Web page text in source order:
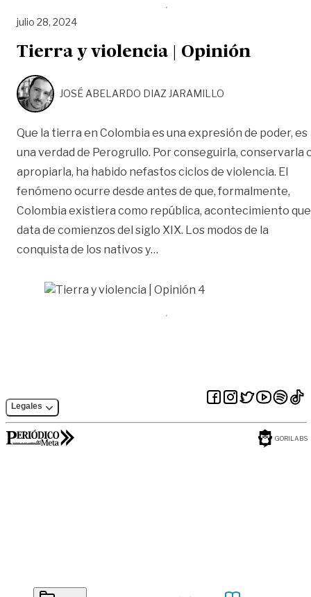
julio 28, 2024
Tierra y violencia | Opinión
JOSÉ ABELARDO DIAZ JARAMILLO
Que la tierra en Colombia es una expresión de poder, es
una verdad de Perogrullo. Por conseguirla, conservarla
apropiarla, ha habido nefastos ciclos de violencia. El
fenómeno ocurre desde antes de que, formalmente,
Colombia existiera como república, acontecimiento que
data de comienzos del siglo XIX. Los modos de la
conquista de los nativos y…
Legales
GORILABS